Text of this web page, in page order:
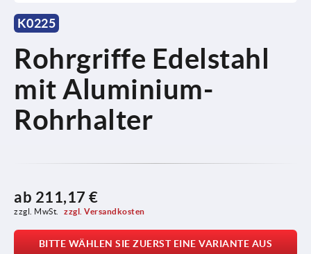
K0225
Rohrgriffe Edelstahl
mit Aluminium-
Rohrhalter
ab 211,17 €
zzgl. MwSt. zzgl. Versandkosten
BITTE WÄHLEN SIE ZUERST EINE VARIANTE AUS